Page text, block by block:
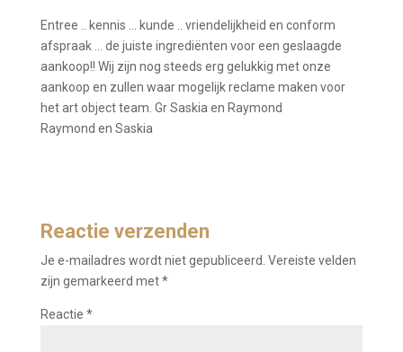
Entree .. kennis … kunde .. vriendelijkheid en conform
afspraak … de juiste ingrediënten voor een geslaagde
aankoop!! Wij zijn nog steeds erg gelukkig met onze
aankoop en zullen waar mogelijk reclame maken voor
het art object team. Gr Saskia en Raymond
Raymond en Saskia
Reactie verzenden
Je e-mailadres wordt niet gepubliceerd. Vereiste velden
zijn gemarkeerd met*
Reactie *